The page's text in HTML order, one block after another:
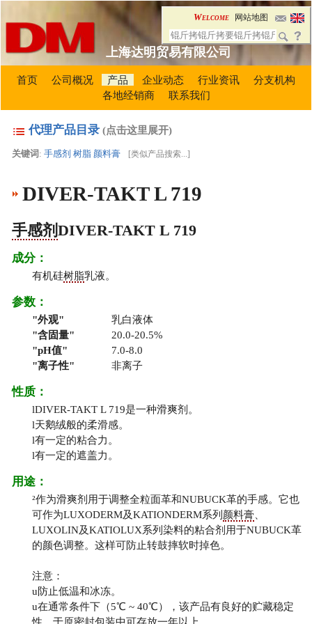
上海达明贸易有限公司
Welcome 网站地图
首页 公司概况 产品 企业动态 行业资讯
分支机构
各地经销商
联系我们
代理产品目录 (点击这里展开)
关键词 :手感剂 树脂 颜料膏 [类似产品搜索...]
DIVER-TAKT L 719
手感剂DIVER-TAKT L 719
成分：
有机硅树脂乳液。
参数：
外观
乳白液体
含固量
20.0-20.5%
pH值
7.0-8.0
离子性
非离子
性质：
lDIVER-TAKT L 719是一种滑爽剂。
l天鹅绒般的柔滑感。
l有一定的粘合力。
l有一定的遮盖力。
用途：
²作为滑爽剂用于调整全粒面革和NUBUCK革的手感。它也
可作为LUXODERM及KATIONDERM系列 颜料膏
LUXOLIN及KATIOLUX系列染料的粘合剂用于NUBUCK革
的颜色调整。这样可防止转鼓摔软时掉色。
注意：
u防止低温和冰冻。
u在通常条件下（5℃ ~ 40℃），该产品有良好的贮藏稳定